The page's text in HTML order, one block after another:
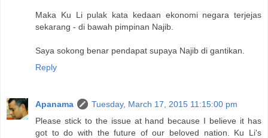
Maka Ku Li pulak kata kedaan ekonomi negara terjejas
sekarang - di bawah pimpinan Najib.
Saya sokong benar pendapat supaya Najib di gantikan.
Reply
Apanama
Tuesday, March 17, 2015 11:15:00 pm
Please stick to the issue at hand because I believe it has
got to do with the future of our beloved nation. Ku Li's